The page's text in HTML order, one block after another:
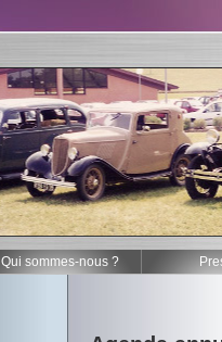
Qui sommes-nous ?